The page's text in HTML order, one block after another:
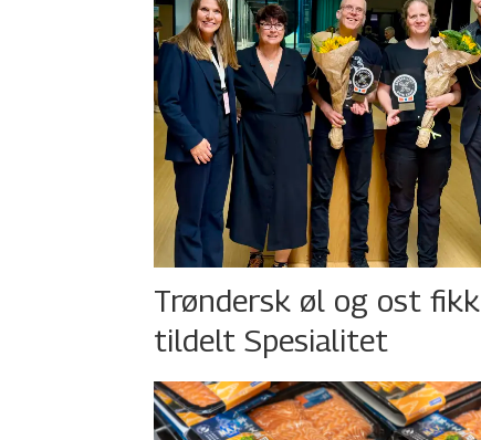
Trøndersk øl og ost fikk
tildelt Spesialitet